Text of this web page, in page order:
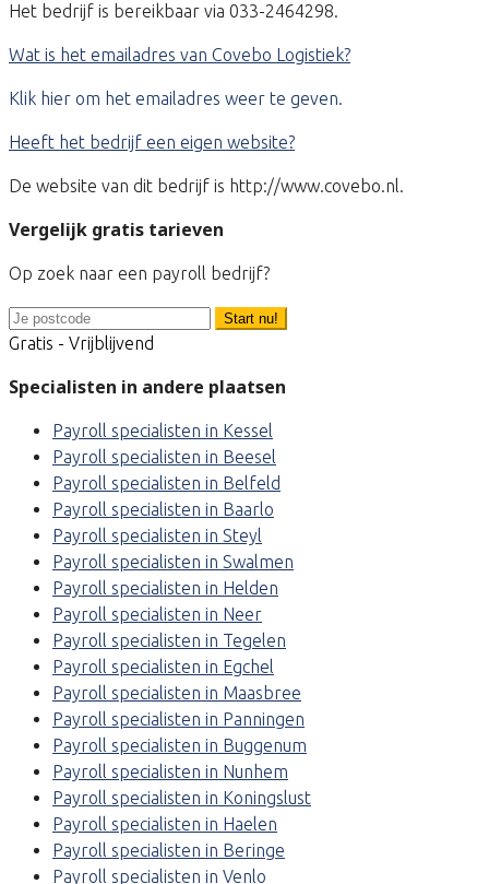
Het bedrijf is bereikbaar via 033-2464298.
Wat is het emailadres van Covebo Logistiek?
Klik hier om het emailadres weer te geven.
Heeft het bedrijf een eigen website?
De website van dit bedrijf is http://www.covebo.nl.
Vergelijk gratis tarieven
Op zoek naar een payroll bedrijf?
Start nu!
Gratis - Vrijblijvend
Specialisten in andere plaatsen
Payroll specialisten in Kessel
Payroll specialisten in Beesel
Payroll specialisten in Belfeld
Payroll specialisten in Baarlo
Payroll specialisten in Steyl
Payroll specialisten in Swalmen
Payroll specialisten in Helden
Payroll specialisten in Neer
Payroll specialisten in Tegelen
Payroll specialisten in Egchel
Payroll specialisten in Maasbree
Payroll specialisten in Panningen
Payroll specialisten in Buggenum
Payroll specialisten in Nunhem
Payroll specialisten in Koningslust
Payroll specialisten in Haelen
Payroll specialisten in Beringe
Payroll specialisten in Venlo